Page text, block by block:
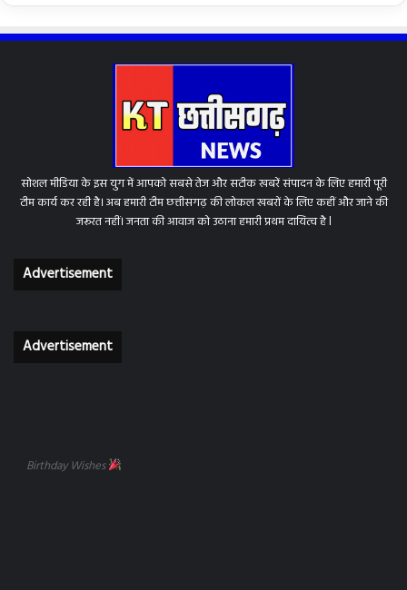
सोशल मीडिया के इस युग में आपको सबसे तेज और सटीक खबरें संपादन के लिए हमारी पूरी
टीम कार्य कर रही है। अब हमारी टीम छत्तीसगढ़ की लोकल खबरों के लिए कहीं और जाने की
जरूरत नहीं। जनता की आवाज को उठाना हमारी प्रथम दायित्व है l
Advertisement
Advertisement
Birthday Wishes